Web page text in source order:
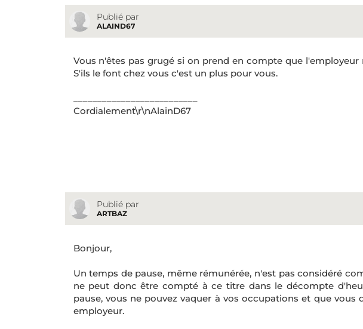
Publié par
ALAIND67
Vous n'êtes pas grugé si on prend en compte que l'employeur
S'ils le font chez vous c'est un plus pour vous.
Cordialement\r\nAlainD67
Publié par
ARTBAZ
Bonjour,
Un temps de pause, même rémunérée, n'est pas considéré
ne peut donc être compté à ce titre dans le décompte
pause, vous ne pouvez vaquer à vos occupations et que
employeur.